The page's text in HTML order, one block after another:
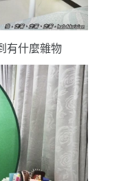
有什麼雜物